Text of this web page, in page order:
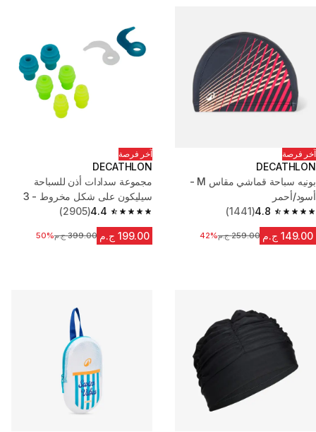
آخر فرصة
DECATHLON
بونيه سباحة قماشي مقاس M -
أسود/أحمر
4.8
4.8 out of 5 stars from 1441 reviews
(1441)
149.00 ج.م السعر قبل التخفيض
259.00 ج.م 42%
آخر فرصة
DECATHLON
مجموعة سدادات أذن للسباحة
سيليكون على شكل مخروط - 3
مقاسات
4.4
4.4 out of 5 stars from 2905 reviews
(2905)
199.00 ج.م السعر قبل التخفيض
399.00 ج.م 50%